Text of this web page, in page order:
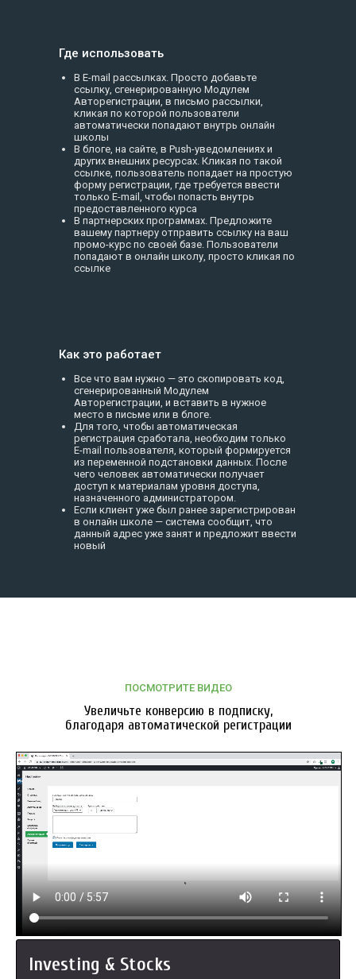
Как это работает
Все что вам нужно — это скопировать код,
сгенерированный Модулем
Авторегистрации, и вставить в нужное
место в письме или в блоге.
Для того, чтобы автоматическая
регистрация сработала, необходим только
E-mail пользователя, который формируется
из переменной подстановки данных. После
чего человек автоматически получает
доступ к материалам уровня доступа,
назначенного администратором.
Если клиент уже был ранее зарегистрирован
в онлайн школе — система сообщит, что
данный адрес уже занят и предложит ввести
новый
Где использовать
В E-mail рассылках. Просто добавьте
ссылку, сгенерированную Модулем
Авторегистрации, в письмо рассылки,
кликая по которой пользователи
автоматически попадают внутрь онлайн
школы
В блоге, на сайте, в Push-уведомлениях и
других внешних ресурсах. Кликая по такой
ссылке, пользователь попадает на простую
форму регистрации, где требуется ввести
только E-mail, чтобы попасть внутрь
предоставленного курса
В партнерских программах. Предложите
вашему партнеру отправить ссылку на ваш
промо-курс по своей базе. Пользователи
попадают в онлайн школу, просто кликая по
ссылке
ПОСМОТРИТЕ ВИДЕО
Увеличьте конверсию в подписку,
благодаря автоматической регистрации
Investing & Stocks